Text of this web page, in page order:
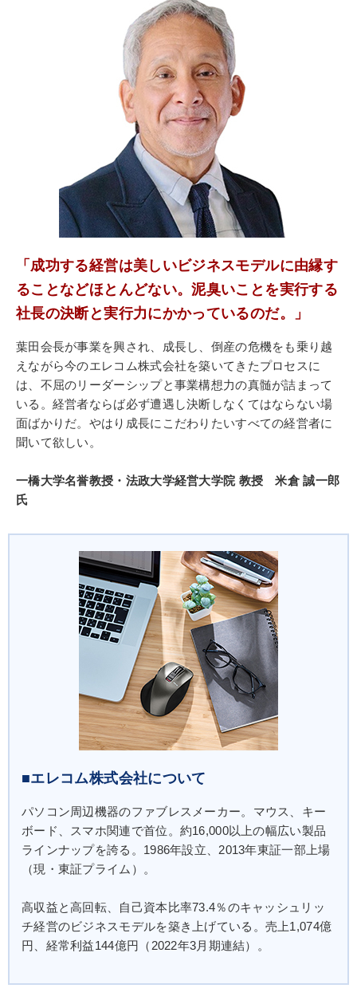
会インフラといったさまざまな分野に進出するなど
BtoB事業領域をビジネスチャンスととらえ、挑戦を
続けている。また、社会活動として公益財団法人葉
田財団を設立。子どもたちの健全な育成に寄与する
助成事業を推進。
「成功する経営は美しいビジネスモデルに由縁す
ることなどほとんどない。泥臭いことを実行する
社長の決断と実行力にかかっているのだ。」
葉田会長が事業を興され、成長し、倒産の危機をも乗り越
えながら今のエレコム株式会社を築いてきたプロセスに
は、不屈のリーダーシップと事業構想力の真髄が詰まって
いる。経営者ならば必ず遭遇し決断しなくてはならない場
面ばかりだ。やはり成長にこだわりたいすべての経営者に
聞いて欲しい。
一橋大学名誉教授・法政大学経営大学院 教授 米倉 誠一郎
氏
■エレコム株式会社について
パソコン周辺機器のファブレスメーカー。マウス、キー
ボード、スマホ関連で首位。約16,000以上の幅広い製品
ラインナップを誇る。1986年設立、2013年東証一部上場
（現・東証プライム）。
高収益と高回転、自己資本比率73.4％のキャッシュリッ
チ経営のビジネスモデルを築き上げている。売上1,074億
円、経常利益144億円（2022年3月期連結）。